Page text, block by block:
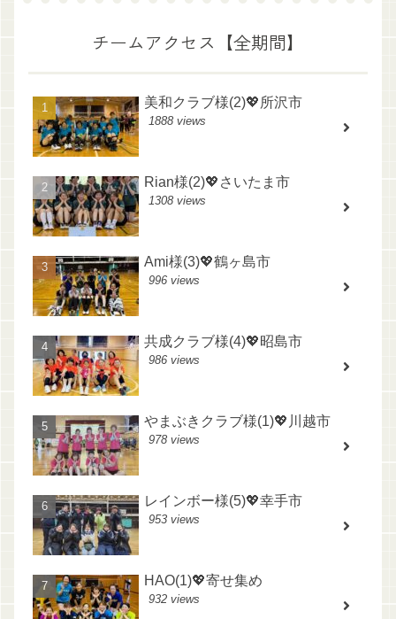
チームアクセス【全期間】
美和クラブ様(2)💖所沢市
1888 views
Rian様(2)💖さいたま市
1308 views
Ami様(3)💖鶴ヶ島市
996 views
共成クラブ様(4)💖昭島市
986 views
やまぶきクラブ様(1)💖川越市
978 views
レインボー様(5)💖幸手市
953 views
HAO(1)💖寄せ集め
932 views